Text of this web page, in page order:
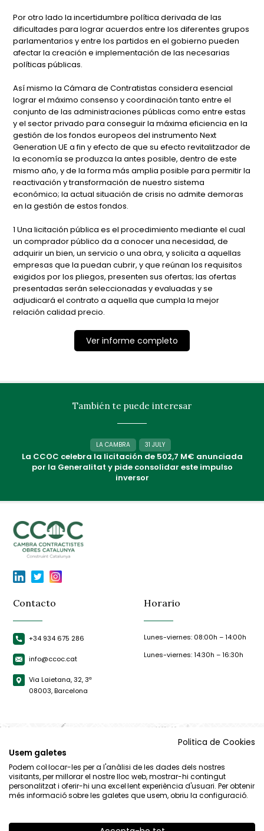
Por otro lado la incertidumbre política derivada de las
dificultades para lograr acuerdos entre los diferentes grupos
parlamentarios y entre los partidos en el gobierno pueden
afectar la creación e implementación de las necesarias
políticas públicas.
Así mismo la Cámara de Contratistas considera esencial
lograr el máximo consenso y coordinación tanto entre el
conjunto de las administraciones públicas como entre estas
y el sector privado para conseguir la máxima eficiencia en la
gestión de los fondos europeos del instrumento Next
Generation UE a fin y efecto de que su efecto revitalitzador de
la economía se produzca la antes posible, dentro de este
mismo año, y de la forma más amplia posible para permitir la
reactivación y transformación de nuestro sistema
económico; la actual situación de crisis no admite demoras
en la gestión de estos fondos.
1 Una licitación pública es el procedimiento mediante el cual
un comprador público da a conocer una necesidad, de
adquirir un bien, un servicio o una obra, y solicita a aquellas
empresas que la puedan cubrir, y que reúnan los requisitos
exigidos por los pliegos, presenten sus ofertas; las ofertas
presentadas serán seleccionadas y evaluadas y se
adjudicará el contrato a aquella que cumpla la mejor
relación calidad precio.
Ver informe completo
También te puede interesar
LA CAMBRA 31 JULY
La CCOC celebra la licitación de 502,7 M€ anunciada
por la Generalitat y pide consolidar este impulso
inversor
Contacto
+34 934 675 286
info@ccoc.cat
Via Laietana, 32, 3ª
08003, Barcelona
Horario
Lunes-viernes: 08:00h – 14:00h
Lunes-viernes: 14:30h – 16:30h
Politica de Cookies
Usem galetes
Podem col·locar-les per a l'anàlisi de les dades dels nostres
visitants, per millorar el nostre lloc web, mostrar-hi contingut
personalitzat i oferir-hi una excel·lent experiència d'usuari. Per obtenir
més informació sobre les galetes que usem, obriu la configuració.